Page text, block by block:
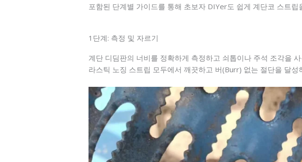
포함된 단계별 가이드를 통해 초보자 DIYer도 쉽게 계단코 스트립
1단계: 측정 및 자르기
계단 디딤판의 너비를 정확하게 측정하고 쇠톱이나 주석 조각을
라스틱 노징 스트립 모두에서 깨끗하고 버(Burr) 없는 절단을 달